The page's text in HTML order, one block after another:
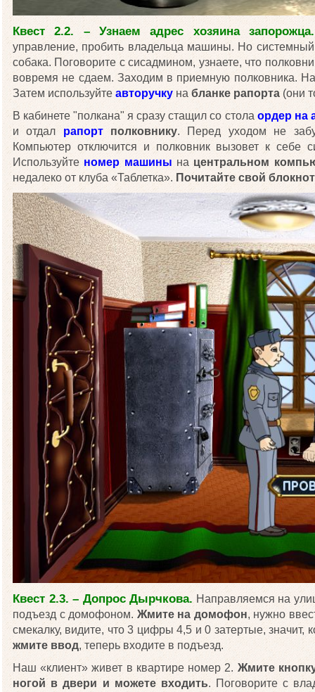
Квест 2.2. – Узнаем адрес хозяина запорожца.
управление, пробить владельца машины. Но
собака. Поговорите с сисадмином, узнаете, что
вовремя не сдаем. Заходим в приемную полковника.
Затем используйте авторучку на бланке рапорта (они
В кабинете "полкана" я сразу стащил со стола ордер на
и отдал рапорт полковнику. Перед уходом не
Компьютер отключится и полковник вызовет к
Используйте номер машины на центральном
недалеко от клуба «Таблетка». Почитайте свой
Квест 2.3. – Допрос Дырчкова. Направляемся на
подъезд с домофоном. Жмите на домофон, нужно
смекалку, видите, что 3 цифры 4,5 и 0 затертые, значит,
жмите ввод, теперь входите в подъезд.
Наш «клиент» живет в квартире номер 2. Жмите
ногой в двери и можете входить. Поговорите с